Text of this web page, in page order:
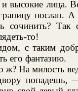
и высокие лица.
послан.
Так
то!
с таким
его фантазию.
На милость
попадешь,